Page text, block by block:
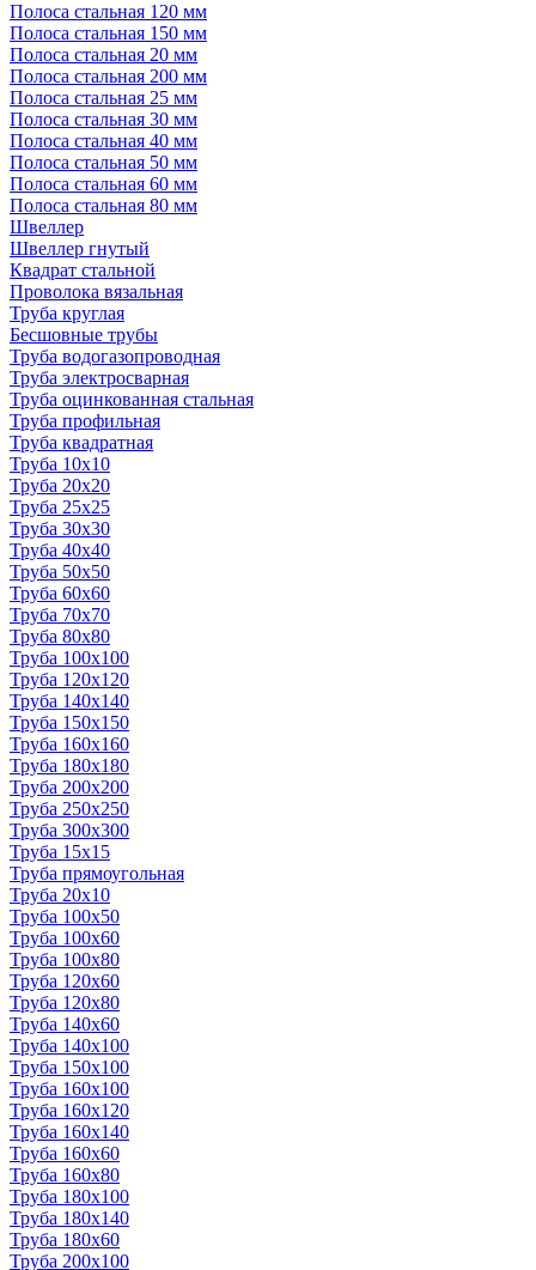
Полоса стальная 120 мм
Полоса стальная 150 мм
Полоса стальная 20 мм
Полоса стальная 200 мм
Полоса стальная 25 мм
Полоса стальная 30 мм
Полоса стальная 40 мм
Полоса стальная 50 мм
Полоса стальная 60 мм
Полоса стальная 80 мм
Швеллер
Швеллер гнутый
Квадрат стальной
Проволока вязальная
Труба круглая
Бесшовные трубы
Труба водогазопроводная
Труба электросварная
Труба оцинкованная стальная
Труба профильная
Труба квадратная
Труба 10x10
Труба 20x20
Труба 25x25
Труба 30x30
Труба 40x40
Труба 50x50
Труба 60x60
Труба 70x70
Труба 80x80
Труба 100x100
Труба 120x120
Труба 140x140
Труба 150x150
Труба 160x160
Труба 180x180
Труба 200x200
Труба 250x250
Труба 300x300
Труба 15x15
Труба прямоугольная
Труба 20x10
Труба 100x50
Труба 100x60
Труба 100x80
Труба 120x60
Труба 120x80
Труба 140x60
Труба 140x100
Труба 150x100
Труба 160x100
Труба 160x120
Труба 160x140
Труба 160x60
Труба 160x80
Труба 180x100
Труба 180x140
Труба 180x60
Труба 200x100